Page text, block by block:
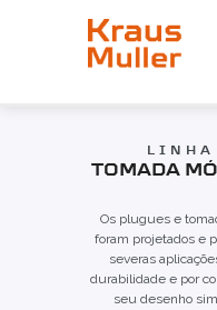
TOMADA
Os plugues e
foram projetados e
severas
durabilidade e por
seu desenho